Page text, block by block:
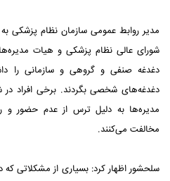
مدیر روابط عمومی سازمان نظام پزشکی
شورای عالی نظام پزشکی و هیات
دغدغه صنفی و گروهی و سازمانی را
دغدغه‌های شخصی بگردند. برخی افراد
مدیره‌ها به دلیل ترس از عدم حضور و
مخالفت می‌کنند.
سلحشور اظهار کرد: بسیاری از مشکلاتی